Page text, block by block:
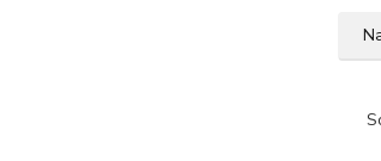
výprodej vchodových